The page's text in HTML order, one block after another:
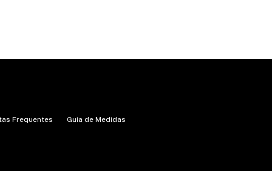
Frequentes Guia de Medidas